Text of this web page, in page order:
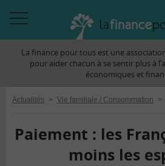
àLa finance pour tous est une
pour aider chacun à se sentir plus à
économiques et
Actualités > Vie familiale / Consommation >
Paiement : les
moins les